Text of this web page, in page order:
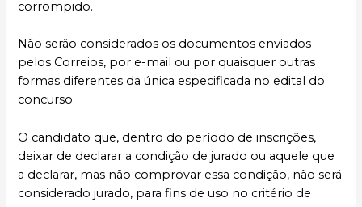
corrompido.
Não serão considerados os documentos enviados
pelos Correios, por e-mail ou por quaisquer outras
formas diferentes da única especificada no edital do
concurso.
O candidato que, dentro do período de inscrições,
deixar de declarar a condição de jurado ou aquele que
a declarar, mas não comprovar essa condição, não será
considerado jurado, para fins de uso no critério de